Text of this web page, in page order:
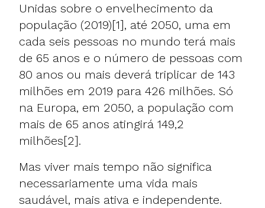
Unidas sobre o envelhecimento da
população (2019)[1], até 2050, uma em
cada seis pessoas no mundo terá mais
de 65 anos e o número de pessoas com
80 anos ou mais deverá triplicar de 143
milhões em 2019 para 426 milhões. Só
na Europa, em 2050, a população com
mais de 65 anos atingirá 149,2
milhões[2].
Mas viver mais tempo não significa
necessariamente uma vida mais
saudável, mais ativa e independente.